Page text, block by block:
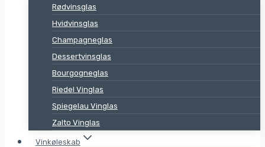
Rødvinsglas
Hvidvinsglas
Champagneglas
Dessertvinsglas
Bourgogneglas
Riedel Vinglas
Spiegelau Vinglas
Zalto Vinglas
Vinkøleskab